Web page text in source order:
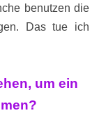
benutzen die
Das tue ich
um ein